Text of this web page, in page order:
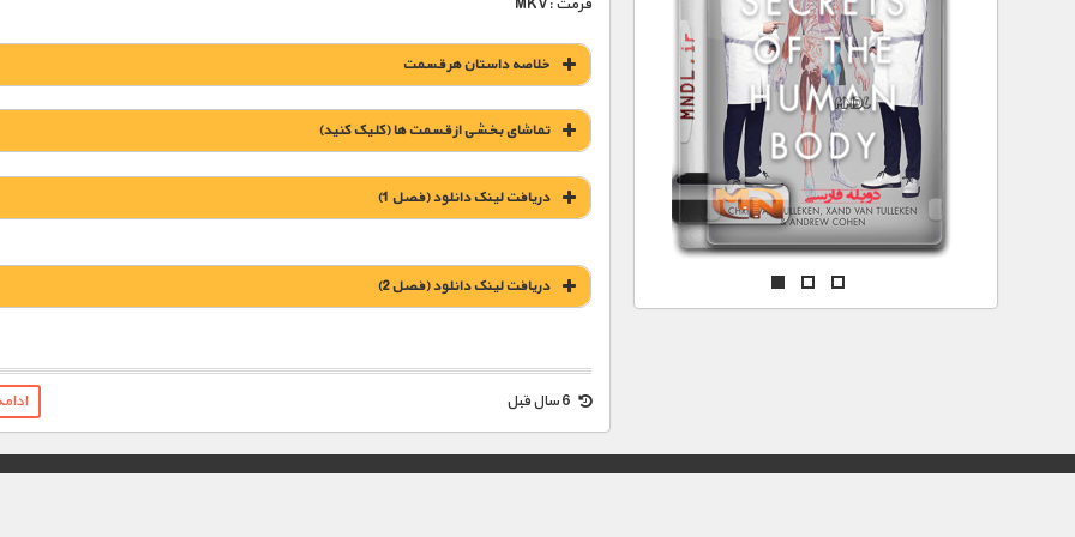
خلاصه داستان هر قسمت
تماشای بخشی از قسمت ها (کلیک کنید)
دریافت لینک دانلود (فصل 1)
1900 تومان – دانلود قسمت 1 (دهه 1920)
1900 تومان – دانلود قسمت 2 (دهه 1930)
دریافت لینک دانلود (فصل 2)
1900 تومان – غرب وحشی (افزودن به سبد خريد)
6 سال قبل